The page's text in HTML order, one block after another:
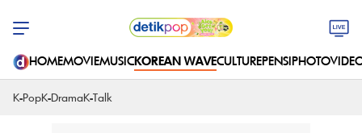
HOMEMOVIEMUSICKOREAN WAVECULTUREPENSIPHOTO
K-PopK-DramaK-Talk